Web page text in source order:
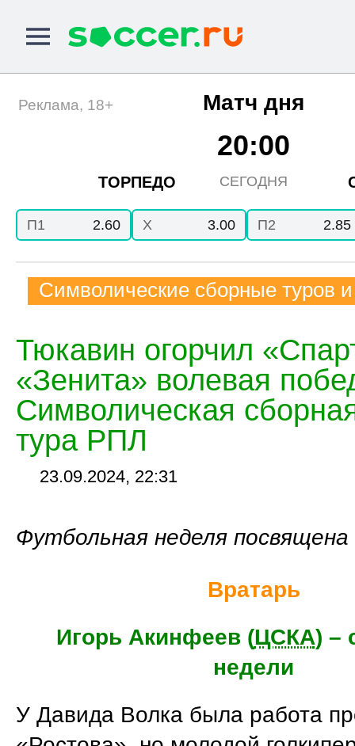
Матч дня
ТОРПЕДО
20:00
СЕГОДНЯ
Реклама, 18+
П1 2.60 X 3.00 П2 2.85
Символические сборные туров и
Тюкавин огорчил
«Зенита» волевая
Символическая
тура РПЛ
23.09.2024, 22:31
Футбольная неделя посвящена
Вратарь
Игорь Акинфеев (ЦСКА) –
недели
У Давида Волка была работа